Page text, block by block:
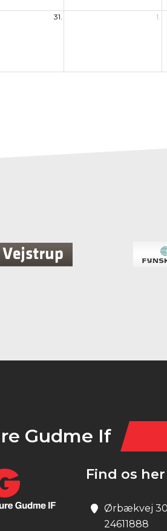
31. 1.
Gudme If
Find os her
Ørbækvej
24611888